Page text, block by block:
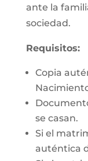
ante la
sociedad.
Requisitos:
Copia
se casan.
Si el
auténtica